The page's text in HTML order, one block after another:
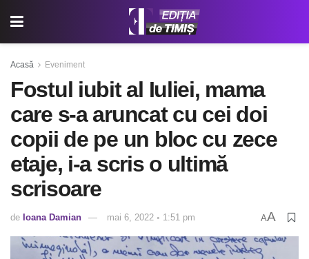
Acasă Eveniment
Fostul iubit al Iuliei, mama
care s-a aruncat cu cei doi
copii de pe un bloc cu zece
etaje, i-a scris o ultimă
scrisoare
de Ioana Damian mai 6, 2022 ◦ 1:51 pm AA